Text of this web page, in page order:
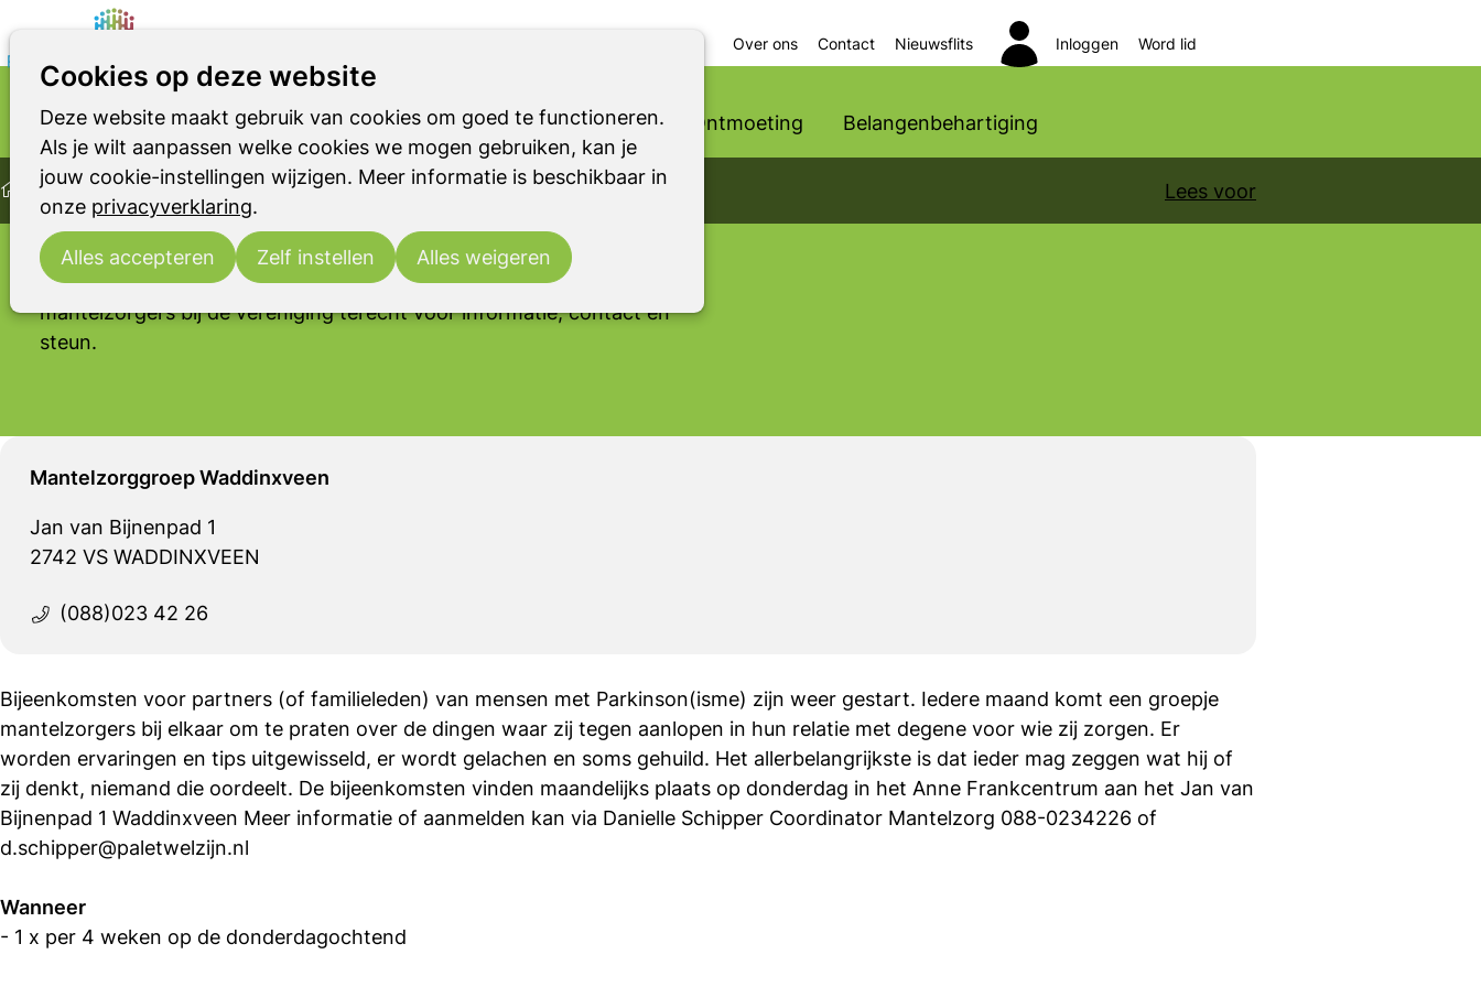
Cookies op deze website
Deze website maakt gebruik van cookies om goed te functioneren.
Als je wilt aanpassen welke cookies we mogen gebruiken, kan je
jouw cookie-instellingen wijzigen. Meer informatie is beschikbaar in
onze privacyverklaring.
Alles accepteren Zelf instellen Alles weigeren
Home
Parkinson Parkinsonismen RBD Ondersteuning Ontmoeting Belangenbehartiging
Over ons Contact Nieuwsflits Inloggen Word lid
Ontmoeting Naasten Mantelzorggroep Lees voor
VOOR VOOR INFORMATIE, CONTACT EN STEUN
Naasten en mantelzorgers
De Parkinson Vereniging is meer dan alleen maar een
patiëntenvereniging. De vereniging zet zich in voor iedereen die in
het dagelijks leven te maken heeft met de ziekte van Parkinson of
een parkinsonisme. Daarom kunnen ook de naasten en
mantelzorgers bij de vereniging terecht voor informatie, contact en
steun.
Mantelzorggroep Waddinxveen
Jan van Bijnenpad 1
2742 VS WADDINXVEEN
(088)023 42 26
Bijeenkomsten voor partners (of familieleden) van mensen met Parkinson(isme) zijn weer gestart. Iedere maand komt een groepje
mantelzorgers bij elkaar om te praten over de dingen waar zij tegen aanlopen in hun relatie met degene voor wie zij zorgen. Er
worden ervaringen en tips uitgewisseld, er wordt gelachen en soms gehuild. Het allerbelangrijkste is dat ieder mag zeggen wat hij of
zij denkt, niemand die oordeelt. De bijeenkomsten vinden maandelijks plaats op donderdag in het Anne Frankcentrum aan het Jan van
Bijnenpad 1 Waddinxveen Meer informatie of aanmelden kan via Danielle Schipper Coordinator Mantelzorg 088-0234226 of
d.schipper@paletwelzijn.nl
Wanneer
- 1 x per 4 weken op de donderdagochtend